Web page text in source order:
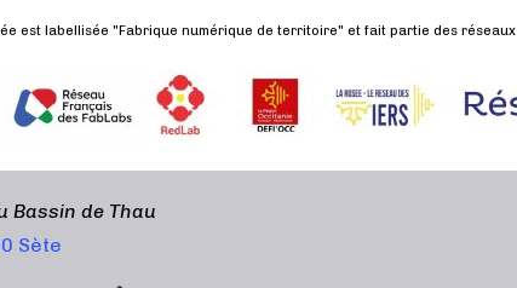
est labellisée "Fabrique numérique de territoire" et fait partie des réseaux
Bassin de Thau
Sète